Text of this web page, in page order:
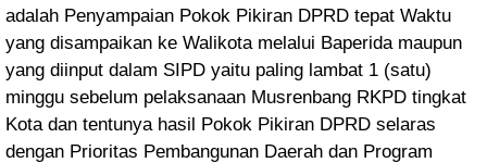
adalah Penyampaian Pokok Pikiran DPRD tepat Waktu
yang disampaikan ke Walikota melalui Baperida maupun
yang diinput dalam SIPD yaitu paling lambat 1 (satu)
minggu sebelum pelaksanaan Musrenbang RKPD tingkat
Kota dan tentunya hasil Pokok Pikiran DPRD selaras
dengan Prioritas Pembangunan Daerah dan Program